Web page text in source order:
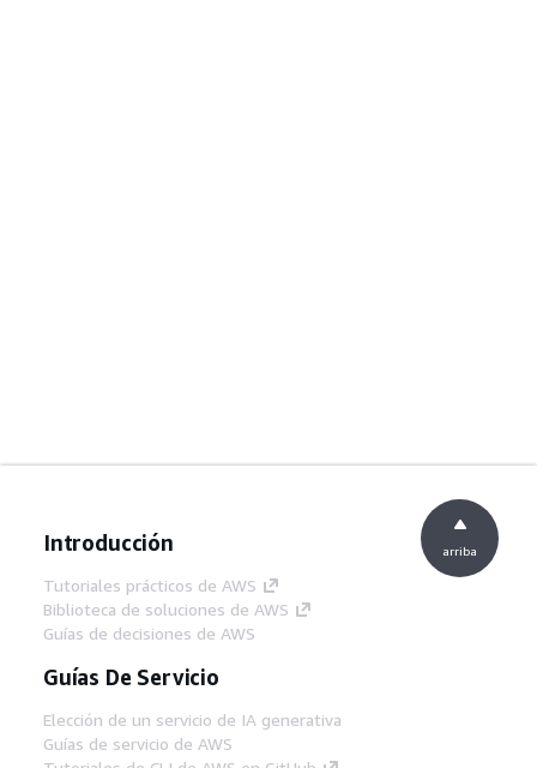
Introducción
Tutoriales prácticos de AWS
Biblioteca de soluciones de AWS
Guías de decisiones de AWS
Guías De Servicio
Elección de un servicio de IA generativa
Guías de servicio de AWS
arriba